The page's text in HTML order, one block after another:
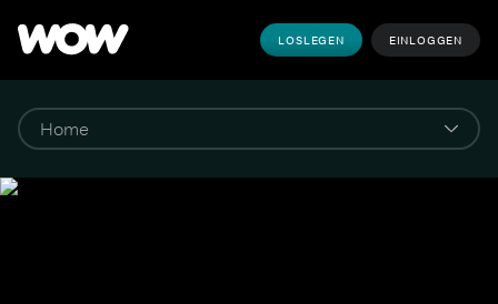
LOSLEGEN EINLOGGEN